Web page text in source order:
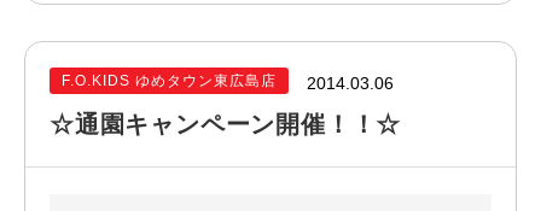
F.O.KIDS ゆめタウン東広島店 2014.03.06
☆通園キャンペーン開催！！☆